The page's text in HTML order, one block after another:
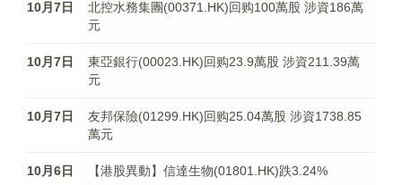
10月7日
北控水務集團(00371.HK)回购100萬股 涉資186萬
元
10月7日
東亞銀行(00023.HK)回购23.9萬股 涉資211.39萬
元
10月7日
友邦保險(01299.HK)回购25.04萬股 涉資1738.85
萬元
10月6日 【港股異動】信達生物(01801.HK)跌3.24%